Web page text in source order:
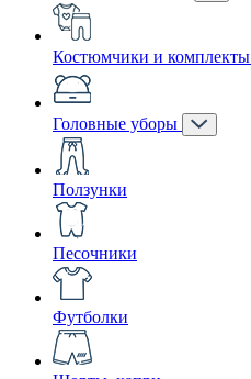
Костюмчики и комплекты
Головные уборы
Ползунки
Песочники
Футболки